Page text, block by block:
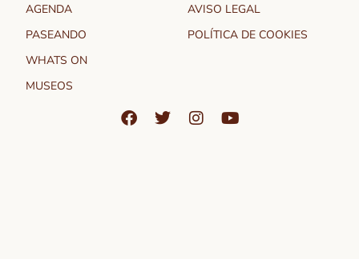
AGENDA
PASEANDO
WHATS ON
MUSEOS
AVISO LEGAL
POLÍTICA DE COOKIES